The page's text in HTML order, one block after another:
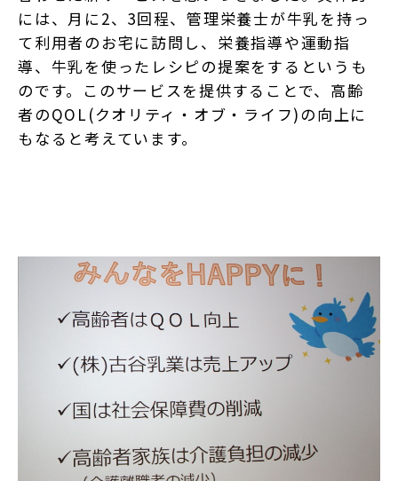
には、月に2、3回程、管理栄養士が牛乳を持っ
て利用者のお宅に訪問し、栄養指導や運動指
導、牛乳を使ったレシピの提案をするというも
のです。このサービスを提供することで、高齢
者のQOL(クオリティ・オブ・ライフ)の向上に
もなると考えています。